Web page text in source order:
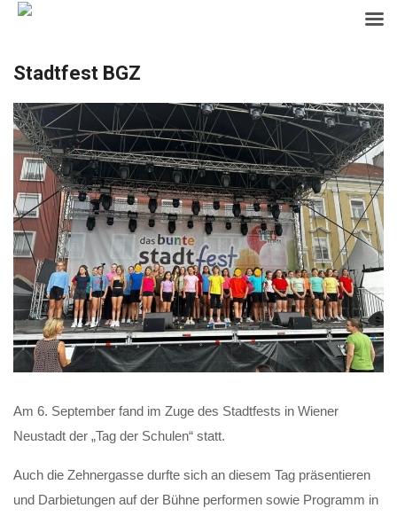
content
Stadtfest BGZ
Am 6. September fand im Zuge des Stadtfests in Wiener
Neustadt der „Tag der Schulen“ statt.
Auch die Zehnergasse durfte sich an diesem Tag präsentieren
und Darbietungen auf der Bühne performen sowie Programm in